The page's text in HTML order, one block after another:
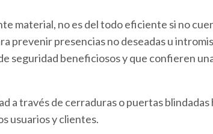
material, no es del todo eficiente si no
prevenir presencias no deseadas u
seguridad beneficiosos y que confieren
a través de cerraduras o puertas blindadas
usuarios y clientes.